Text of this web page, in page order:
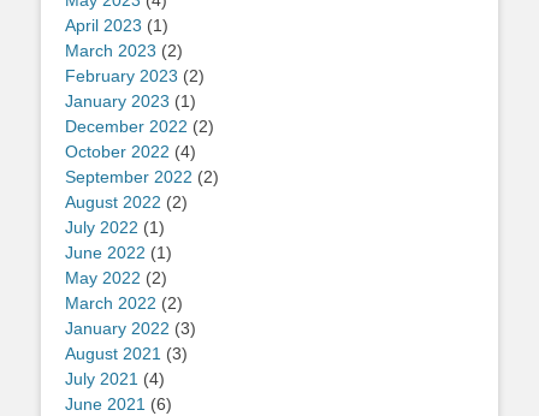
April 2023 (1)
March 2023 (2)
February 2023 (2)
January 2023 (1)
December 2022 (2)
October 2022 (4)
September 2022 (2)
August 2022 (2)
July 2022 (1)
June 2022 (1)
May 2022 (2)
March 2022 (2)
January 2022 (3)
August 2021 (3)
July 2021 (4)
June 2021 (6)